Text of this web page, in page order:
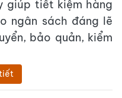
giúp tiết kiệm hàng
ngân sách đáng lẽ
bảo quản, kiểm